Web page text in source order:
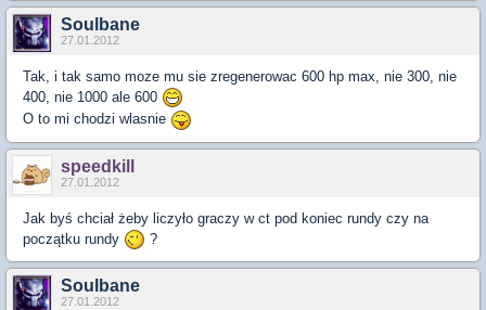
Soulbane
27.01.2012
Tak, i tak samo moze mu sie zregenerowac 600 hp max, nie 300, nie
400, nie 1000 ale 600
O to mi chodzi wlasnie
speedkill
27.01.2012
Jak byś chciał żeby liczyło graczy w ct pod koniec rundy czy na
początku rundy
?
Soulbane
27.01.2012